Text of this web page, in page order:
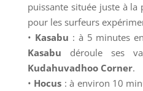
puissante située juste à
pour les surfeurs
• Kasabu : à 5 minutes
Kasabu déroule ses
Kudahuvadhoo Corner.
• Hocus : à environ 10